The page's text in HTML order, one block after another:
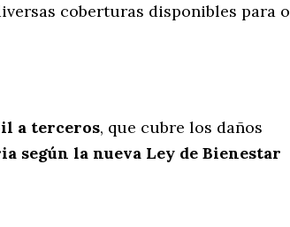
coberturas disponibles para
a terceros, que cubre los daños
según la nueva Ley de Bienestar